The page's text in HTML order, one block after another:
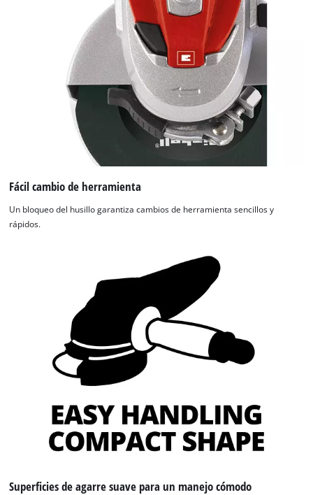
Fácil cambio de herramienta
Un bloqueo del husillo garantiza cambios de herramienta sencillos y
rápidos.
Superficies de agarre suave para un manejo cómodo